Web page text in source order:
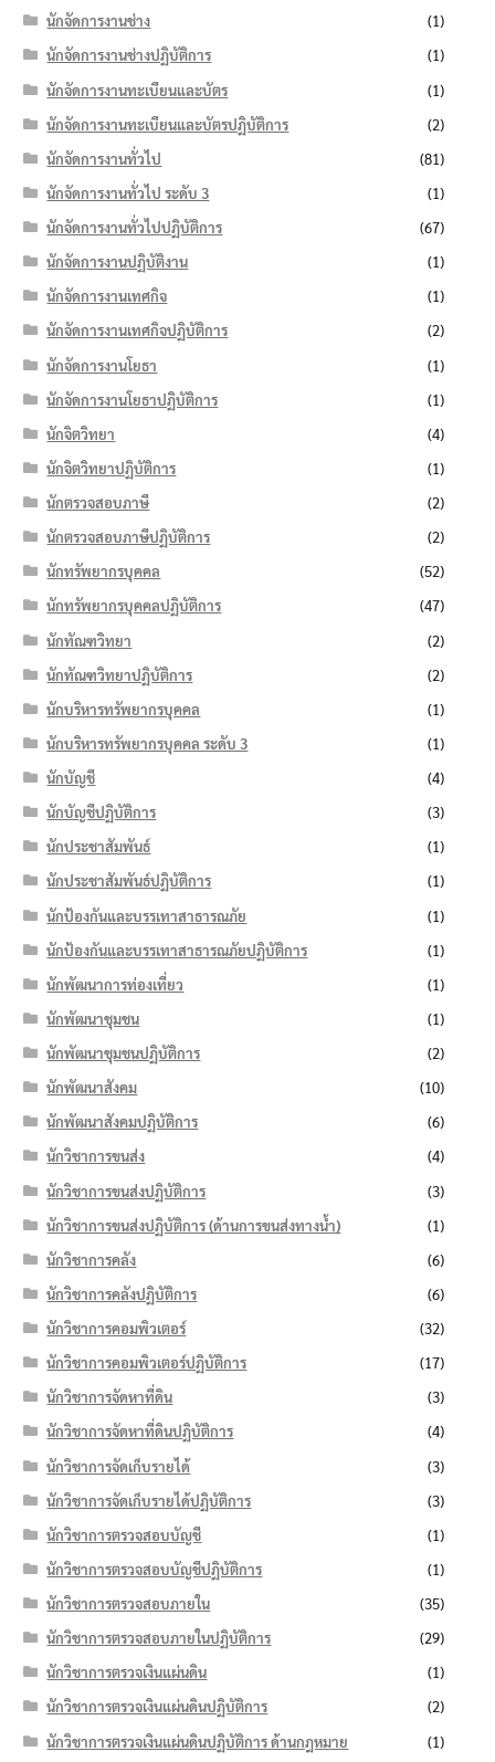
นักจัดการงานช่าง
(1)
นักจัดการงานช่างปฏิบัติการ
(1)
นักจัดการงานทะเบียนและบัตร
(1)
นักจัดการงานทะเบียนและบัตรปฏิบัติการ
(2)
นักจัดการงานทั่วไป
(81)
นักจัดการงานทั่วไป ระดับ 3
(1)
นักจัดการงานทั่วไปปฏิบัติการ
(67)
นักจัดการงานปฏิบัติงาน
(1)
นักจัดการงานเทศกิจ
(1)
นักจัดการงานเทศกิจปฏิบัติการ
(2)
นักจัดการงานโยธา
(1)
นักจัดการงานโยธาปฏิบัติการ
(1)
นักจิตวิทยา
(4)
นักจิตวิทยาปฏิบัติการ
(1)
นักตรวจสอบภาษี
(2)
นักตรวจสอบภาษีปฏิบัติการ
(2)
นักทรัพยากรบุคคล
(52)
นักทรัพยากรบุคคลปฏิบัติการ
(47)
นักทัณฑวิทยา
(2)
นักทัณฑวิทยาปฏิบัติการ
(2)
นักบริหารทรัพยากรบุคคล
(1)
นักบริหารทรัพยากรบุคคล ระดับ 3
(1)
นักบัญชี
(4)
นักบัญชีปฏิบัติการ
(3)
นักประชาสัมพันธ์
(1)
นักประชาสัมพันธ์ปฏิบัติการ
(1)
นักป้องกันและบรรเทาสาธารณภัย
(1)
นักป้องกันและบรรเทาสาธารณภัยปฏิบัติการ
(1)
นักพัฒนาการท่องเที่ยว
(1)
นักพัฒนาชุมชน
(1)
นักพัฒนาชุมชนปฏิบัติการ
(2)
นักพัฒนาสังคม
(10)
นักพัฒนาสังคมปฏิบัติการ
(6)
นักวิชาการขนส่ง
(4)
นักวิชาการขนส่งปฏิบัติการ
(3)
นักวิชาการขนส่งปฏิบัติการ (ด้านการขนส่งทางน้ำ)
(1)
นักวิชาการคลัง
(6)
นักวิชาการคลังปฏิบัติการ
(6)
นักวิชาการคอมพิวเตอร์
(32)
นักวิชาการคอมพิวเตอร์ปฏิบัติการ
(17)
นักวิชาการจัดหาที่ดิน
(3)
นักวิชาการจัดหาที่ดินปฏิบัติการ
(4)
นักวิชาการจัดเก็บรายได้
(3)
นักวิชาการจัดเก็บรายได้ปฏิบัติการ
(3)
นักวิชาการตรวจสอบบัญชี
(1)
นักวิชาการตรวจสอบบัญชีปฏิบัติการ
(1)
นักวิชาการตรวจสอบภายใน
(35)
นักวิชาการตรวจสอบภายในปฏิบัติการ
(29)
นักวิชาการตรวจเงินแผ่นดิน
(1)
นักวิชาการตรวจเงินแผ่นดินปฏิบัติการ
(2)
นักวิชาการตรวจเงินแผ่นดินปฏิบัติการ ด้านกฎหมาย
(1)